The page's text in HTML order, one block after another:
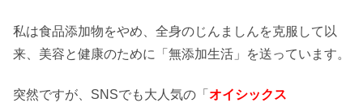
私は食品添加物をやめ、全身のじんましんを克服して以
来、美容と健康のために「無添加生活」を送っています。
突然ですが、SNSでも大人気の「 オイシックス